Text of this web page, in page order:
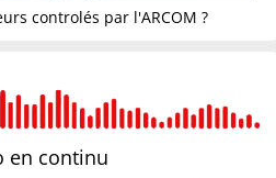
controlés par l'ARCOM ?
en continu